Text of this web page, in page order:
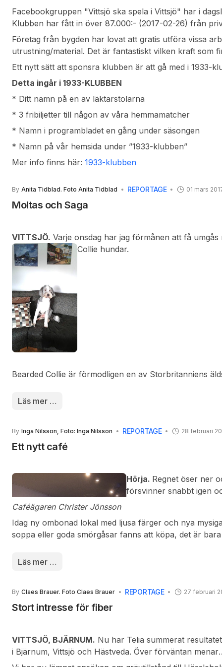
sponsorer och supportrar,
Facebookgruppen "Vittsjö ska spela i Vittsjö" har i
Klubben har fått in över 87.000:- (2017-02-26) från
från konkurrerande lag har bidragit!
Företag från bygden har lovat att gratis utföra vissa
utrustning/material. Det är fantastiskt vilken kraft som
tillsammans!
Ett nytt sätt att sponsra klubben är att gå med i 1933-
Detta ingår i 1933-KLUBBEN
* Ditt namn på en av läktarstolarna
* 3 fribiljetter till någon av våra hemmamatcher
* Namn i programbladet en gång under säsongen
* Namn på vår hemsida under ”1933-klubben”
Mer info finns här: 1933-klubben
By Anita Tidblad. Foto Anita Tidblad REPORTAGE 01 mars
Moltas och Saga
VITTSJÖ. Varje onsdag har jag förmånen att få umgås
Collie hundar.
Bearded Collie är förmodligen en av Storbritanniens
Rasen har rönt stora framgångar på lydnadsprov.
Läs mer …
By Inga Nilsson, Foto: Inga Nilsson REPORTAGE 28 februari
Ett nytt café
Hörja. Regnet öser ner
försvinner snabbt igen
en liten tur med bilen till
Sagt och gjort styr bilen
Caféägaren Christer Jönsson
Idag ny ombonad lokal med ljusa färger och nya
soppa eller goda smörgåsar fanns att köpa, det är
bullar och kakor som kom väl till pass, eftermiddagen
Läs mer …
By Claes Brauer. Foto Claes Brauer REPORTAGE 27 februari
Stort intresse för fiber
VITTSJÖ, BJÄRNUM. Nu har Telia summerat
i Bjärnum, Vittsjö och Hästveda. Över förväntan menar
Jonas Qvarfordt, säljprojektledare för Telia. För Vittsjö